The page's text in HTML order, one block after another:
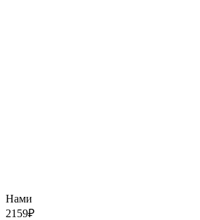
Нами
2159₽